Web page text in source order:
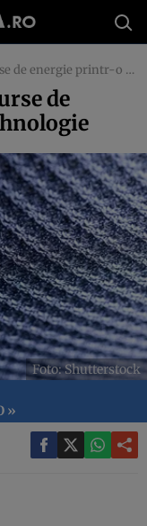
printr-o nouă tehnologie
de
Foto: Shutterstock
»